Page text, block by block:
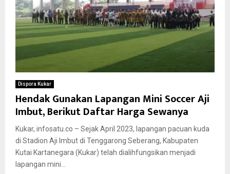
Dispora Kukar
Hendak Gunakan Lapangan Mini Soccer Aji
Imbut, Berikut Daftar Harga Sewanya
Kukar, infosatu.co – Sejak April 2023, lapangan pacuan kuda
di Stadion Aji Imbut di Tenggarong Seberang, Kabupaten
Kutai Kartanegara (Kukar) telah dialihfungsikan menjadi
lapangan mini...